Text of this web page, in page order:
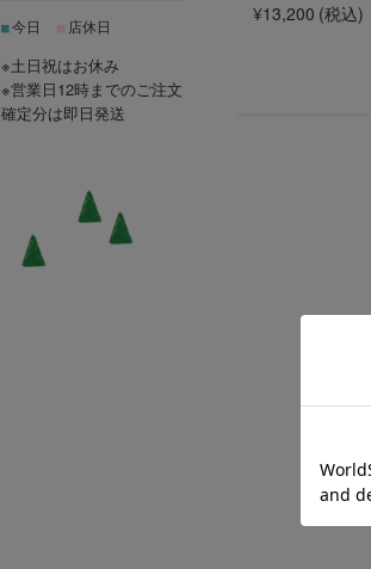
¥13,200 (税込)
■今日 店休日
※土日祝はお休み
※営業日12時までのご注文
確定分は即日発送